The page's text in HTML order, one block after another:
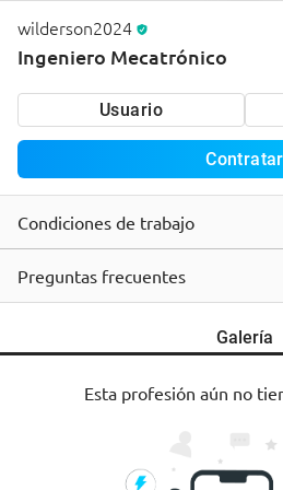
wilderson2024
Ingeniero Mecatrónico
Usuario
Contratar
Condiciones de trabajo
Preguntas frecuentes
Galería
Esta profesión aún no